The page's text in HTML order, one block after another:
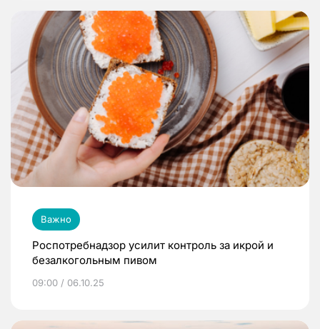
Важно
Роспотребнадзор усилит контроль за икрой и
безалкогольным пивом
09:00 / 06.10.25